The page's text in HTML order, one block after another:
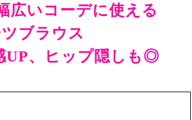
広いコーデに使える
ブラウス
UP、ヒップ隠しも◎